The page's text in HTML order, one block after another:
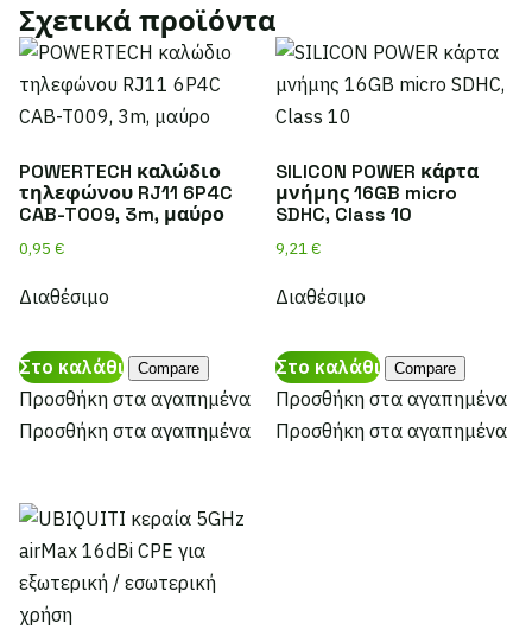
Σχετικά προϊόντα
POWERTECH καλώδιο
τηλεφώνου RJ11 6P4C
CAB-T009, 3m, μαύρο
0,95 €
Διαθέσιμο
Στο καλάθι Compare
Προσθήκη στα αγαπημένα
Προσθήκη στα αγαπημένα
SILICON POWER κάρτα
μνήμης 16GB micro
SDHC, Class 10
9,21€
Διαθέσιμο
Στο καλάθι Compare
Προσθήκη στα αγαπημένα
Προσθήκη στα αγαπημένα